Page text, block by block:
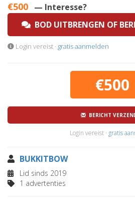
€500 — Interesse?
BOD UITBRENGEN OF
Login vereist · gratis aanmelden
€500
BERICHT
Login vereist · gratis
BUKKITBOW
Lid sinds 2019
1 advertenties